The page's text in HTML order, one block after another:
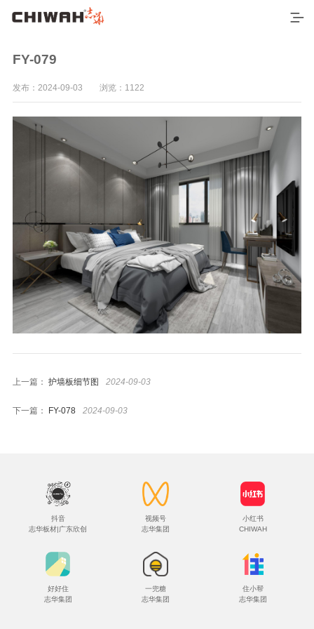
首页
最新产品
空间应用
7*9尺空间效果
4*9尺空间效果
衣柜
办公家具
商业空间
营销网络
4.0智能制造
关于志华
FY-079
发布：2024-09-03 浏览：1122
上一篇： 护墙板细节图 2024-09-03
下一篇： FY-078 2024-09-03
抖音
志华板材|广东欣创
视频号
志华集团
小红书
CHIWAH
好好住
志华集团
一兜糖
志华集团
住小帮
志华集团